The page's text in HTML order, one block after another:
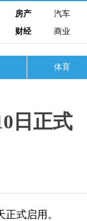
房产 汽车
财经
商业
体育
日正式
式启用。